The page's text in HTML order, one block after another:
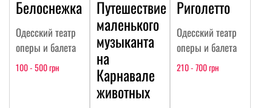
Белоснежка
Одесский театр
оперы и балета
100 - 500 грн
Путешествие
маленького
музыканта
на
Карнавале
животных
Риголетто
Одесский театр
оперы и балета
210 - 700 грн